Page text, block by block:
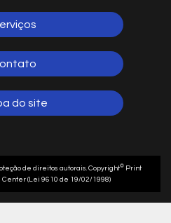
do site
de direitos autorais. Copyright© Print
Center (Lei 9610 de 19/02/1998)